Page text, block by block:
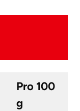
Pro 100
g